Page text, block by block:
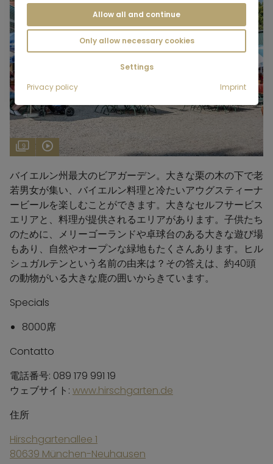
9
バイエルン州最大のビアガーデン。大きな栗の木の下で老
若男女が集い、バイエルン料理と冷たいアウグスティーナ
ービールを楽しむことができます。大きなセルフサービス
エリアと、料理が提供されるエリアがあります。子供たち
のために、メリーゴーランドや卓球台のある大きな遊び場
もあり、自然やオープンな緑地もたくさんあります。ヒル
シュガルテンという名前の由来は？その答えは、約40頭
の動物がいる大きな鹿の囲いからきています。
Specials
8000席
Contatto
電話番号: 089 179 991 19
ウェブサイト: www.hirschgarten.de
住所
Hirschgartenallee 1
80639 München-Neuhausen
Allow all and continue
Only allow necessary cookies
Settings
Privacy policy
Imprint